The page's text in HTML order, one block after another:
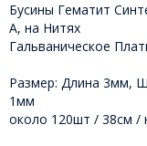
Бусины Гематит
А, на Нитях
Гальваническое
Размер: Длина 3мм,
1мм
около 120шт / 38см /